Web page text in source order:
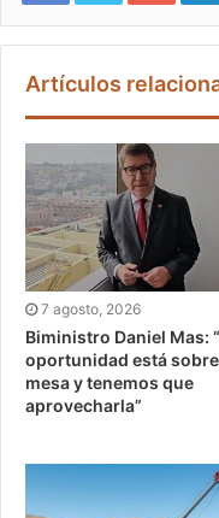
Artículos
7 agosto, 2026
Biministro Daniel Mas:
oportunidad está
mesa y tenemos que
aprovecharla”